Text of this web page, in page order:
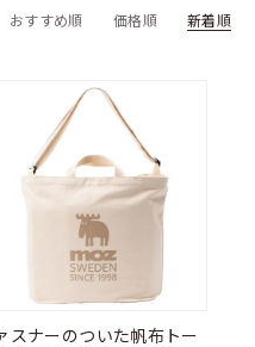
おすすめ順 価格順 新着順
スナーのついた帆布トー